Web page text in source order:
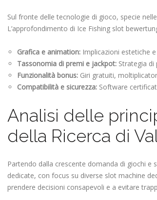
Sul fronte delle tecnologie di gioco, specie
L’approfondimento di Ice Fishing slot
Grafica e animation: Implicazioni estetiche
Tassonomia di premi e jackpot: Strategia di
Funzionalità bonus: Giri gratuiti,
Compatibilità e sicurezza: Software
Analisi delle
della Ricerca di
Partendo dalla crescente domanda di giochi
dedicate, con focus su diverse slot machine
prendere decisioni consapevoli e a evitare